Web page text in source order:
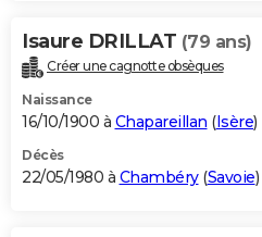
Isaure DRILLAT (79 ans)
Créer une cagnotte obsèques
Naissance
16/10/1900 à Chapareillan (Isère)
Décès
22/05/1980 à Chambéry(Savoie)